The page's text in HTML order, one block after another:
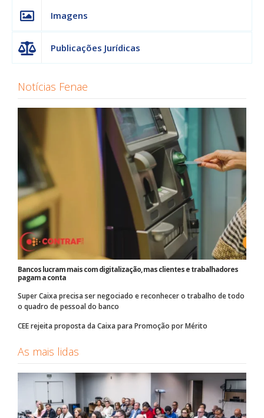
Imagens
Publicações Jurídicas
Notícias Fenae
Bancos lucram mais com digitalização, mas clientes e trabalhadores
pagam a conta
Super Caixa precisa ser negociado e reconhecer o trabalho de todo
o quadro de pessoal do banco
CEE rejeita proposta da Caixa para Promoção por Mérito
As mais lidas